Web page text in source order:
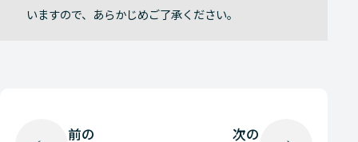
いますので、あらかじめご了承ください。
前の
次の